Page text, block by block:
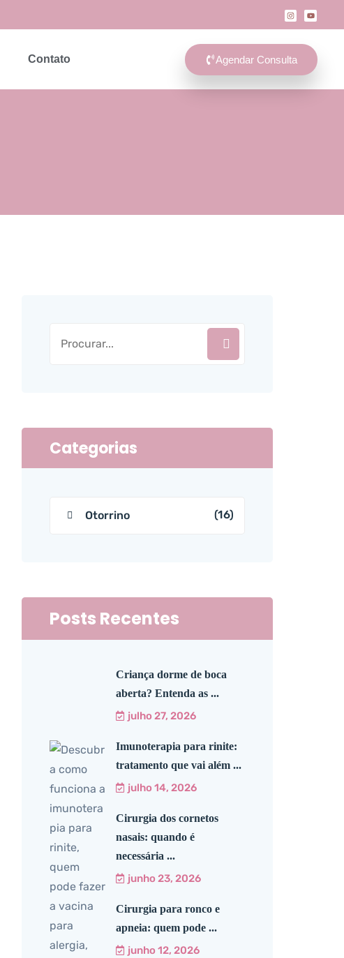
Contato Agendar Consulta
Categorias
Otorrino (16)
Posts Recentes
Criança dorme de boca
aberta? Entenda as ...
julho 27, 2026
Imunoterapia para rinite:
tratamento que vai além ...
julho 14, 2026
Cirurgia dos cornetos
nasais: quando é
necessária ...
junho 23, 2026
Cirurgia para ronco e
apneia: quem pode ...
junho 12, 2026